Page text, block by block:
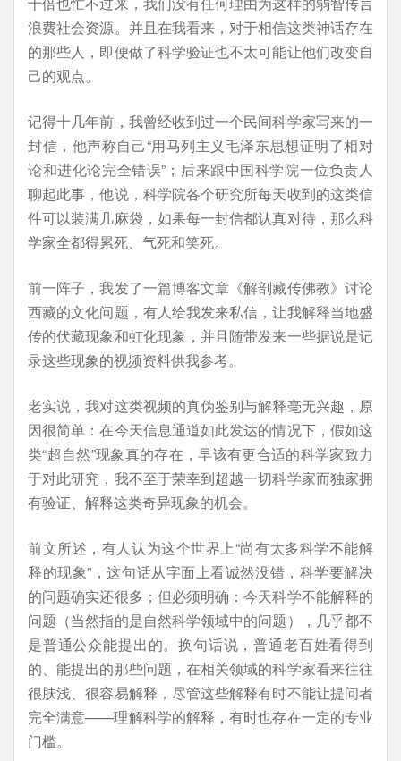
浪费社会资源。并且在我看来，对于相信这类神话存在
的那些人，即便做了科学验证也不太可能让他们改变自
己的观点。
记得十几年前，我曾经收到过一个民间科学家写来的一
封信，他声称自己“用马列主义毛泽东思想证明了相对
论和进化论完全错误”；后来跟中国科学院一位负责人
聊起此事，他说，科学院各个研究所每天收到的这类信
件可以装满几麻袋，如果每一封信都认真对待，那么科
学家全都得累死、气死和笑死。
前一阵子，我发了一篇博客文章《解剖藏传佛教》讨论
西藏的文化问题，有人给我发来私信，让我解释当地盛
传的伏藏现象和虹化现象，并且随带发来一些据说是记
录这些现象的视频资料供我参考。
老实说，我对这类视频的真伪鉴别与解释毫无兴趣，原
因很简单：在今天信息通道如此发达的情况下，假如这
类“超自然”现象真的存在，早该有更合适的科学家致力
于对此研究，我不至于荣幸到超越一切科学家而独家拥
有验证、解释这类奇异现象的机会。
前文所述，有人认为这个世界上“尚有太多科学不能解
释的现象”，这句话从字面上看诚然没错，科学要解决
的问题确实还很多；但必须明确：今天科学不能解释的
问题（当然指的是自然科学领域中的问题），几乎都不
是普通公众能提出的。换句话说，普通老百姓看得到
的、能提出的那些问题，在相关领域的科学家看来往往
很肤浅、很容易解释，尽管这些解释有时不能让提问者
完全满意——理解科学的解释，有时也存在一定的专业
门槛。